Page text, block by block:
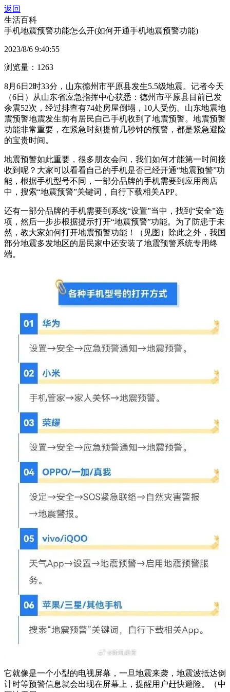
返回
生活百科
手机地震预警功能怎么开(如何开通手机地震预警功能)
2023/8/6 9:40:55
浏览量：1263
8月6日2时33分，山东德州市平原县发生5.5级地震。记者今天
（6日）从山东省应急指挥中心获悉：德州市平原县目前已发
余震52次，经过排查有74处房屋倒塌，10人受伤。山东地震地
震预警地震发生前有居民自己手机收到了地震预警。地震预警
功能非常重要，在紧急时刻提前几秒钟的预警，都是紧急避险
的宝贵时间。
地震预警如此重要，很多朋友会问，我们如何才能第一时间接
收到呢？大家可以看看自己的手机是否已经开通“地震预警”功
能，根据手机型号不同，一部分品牌的手机需要到应用商店
中，搜索“地震预警”关键词，自行下载相关APP。
还有一部分品牌的手机需要到系统“设置”当中，找到“安全”选
项，然后一步步根据提示打开“地震预警”功能。为了防患于未
然，教大家如何打开地震预警功能！（见图）除此之外，我国
部分地震多发地区的居民家中还安装了地震预警系统专用终
端。
它就像是一个小型的电视屏幕，一旦地震来袭，地震波抵达倒
计时等预警信息就会出现在屏幕上，提醒用户赶快避险。（中